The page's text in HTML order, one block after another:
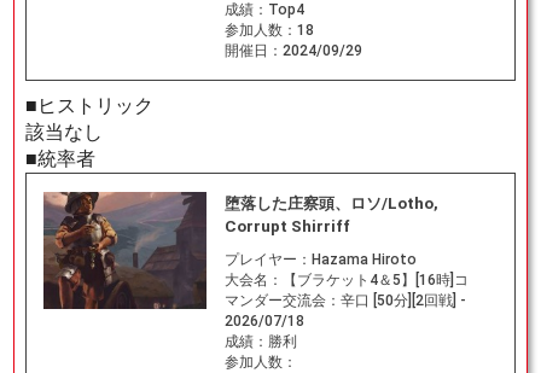
成績： Top4
参加人数： 18
開催日： 2024/09/29
■ヒストリック
該当なし
■統率者
堕落した庄察頭、ロソ/Lotho,
Corrupt Shirriff
プレイヤー： Hazama Hiroto
大会名：
【ブラケット4＆5】[16時]コ
マンダー交流会：辛口 [50分][2回戦] -
2026/07/18
成績： 勝利
参加人数：